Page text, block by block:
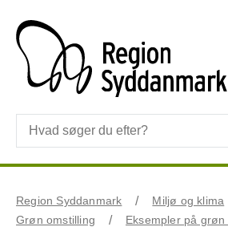
Region Syddanmark
Miljø og klima
Grøn omstilling
Eksempler på grøn